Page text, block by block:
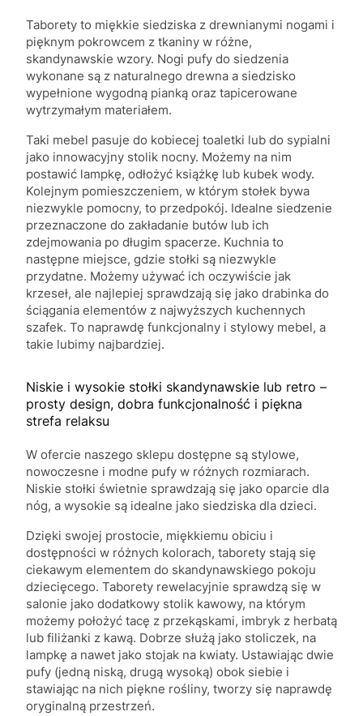
Taborety to miękkie siedziska z drewnianymi nogami i
pięknym pokrowcem z tkaniny w różne,
skandynawskie wzory. Nogi pufy do siedzenia
wykonane są z naturalnego drewna a siedzisko
wypełnione wygodną pianką oraz tapicerowane
wytrzymałym materiałem.
Taki mebel pasuje do kobiecej toaletki lub do sypialni
jako innowacyjny stolik nocny. Możemy na nim
postawić lampkę, odłożyć książkę lub kubek wody.
Kolejnym pomieszczeniem, w którym stołek bywa
niezwykle pomocny, to przedpokój. Idealne siedzenie
przeznaczone do zakładanie butów lub ich
zdejmowania po długim spacerze. Kuchnia to
następne miejsce, gdzie stołki są niezwykle
przydatne. Możemy używać ich oczywiście jak
krzeseł, ale najlepiej sprawdzają się jako drabinka do
ściągania elementów z najwyższych kuchennych
szafek. To naprawdę funkcjonalny i stylowy mebel, a
takie lubimy najbardziej.
Niskie i wysokie stołki skandynawskie lub retro –
prosty design, dobra funkcjonalność i piękna
strefa relaksu
W ofercie naszego sklepu dostępne są stylowe,
nowoczesne i modne pufy w różnych rozmiarach.
Niskie stołki świetnie sprawdzają się jako oparcie dla
nóg, a wysokie są idealne jako siedziska dla dzieci.
Dzięki swojej prostocie, miękkiemu obiciu i
dostępności w różnych kolorach, taborety stają się
ciekawym elementem do skandynawskiego pokoju
dziecięcego. Taborety rewelacyjnie sprawdzą się w
salonie jako dodatkowy stolik kawowy, na którym
możemy położyć tacę z przekąskami, imbryk z herbatą
lub filiżanki z kawą. Dobrze służą jako stoliczek, na
lampkę a nawet jako stojak na kwiaty. Ustawiając dwie
pufy (jedną niską, drugą wysoką) obok siebie i
stawiając na nich piękne rośliny, tworzy się naprawdę
oryginalną przestrzeń.